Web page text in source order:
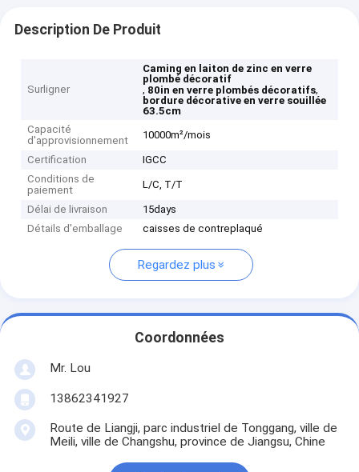
Description De Produit
Surligner
Caming en laiton de zinc en verre
plombé décoratif
, 80in en verre plombés décoratifs,
bordure décorative en verre souillée
63.5cm
Capacité
d'approvisionnement
10000m²/mois
Certification
IGCC
Conditions de
paiement
L/C, T/T
Délai de livraison
15days
Détails d'emballage
caisses de contreplaqué
Regardez plus
Coordonnées
Mr. Lou
13862341927
Route de Liangji, parc industriel de Tonggang, ville de
Meili, ville de Changshu, province de Jiangsu, Chine